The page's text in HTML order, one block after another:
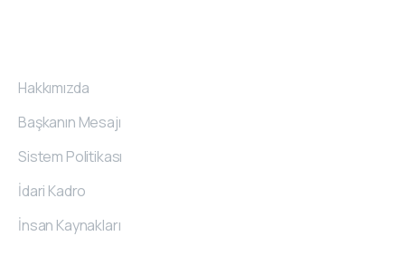
Hakkımızda
Başkanın Mesajı
Sistem Politikası
İdari Kadro
İnsan Kaynakları